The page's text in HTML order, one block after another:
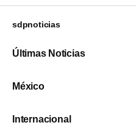
sdpnoticias
Últimas Noticias
México
Internacional